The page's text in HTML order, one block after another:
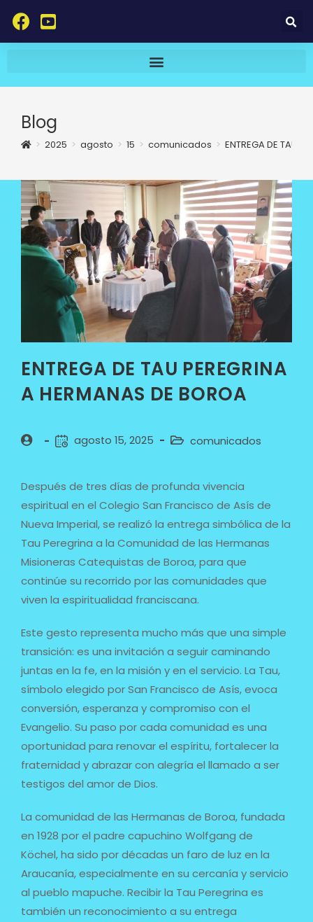
Blog
> 2025 > agosto > 15 > comunicados > ENTREGA DE TAU
ENTREGA DE TAU PEREGRINA
A HERMANAS DE BOROA
agosto 15, 2025 comunicados
Después de tres días de profunda vivencia
espiritual en el Colegio San Francisco de Asís de
Nueva Imperial, se realizó la entrega simbólica de la
Tau Peregrina a la Comunidad de las Hermanas
Misioneras Catequistas de Boroa, para que
continúe su recorrido por las comunidades que
viven la espiritualidad franciscana.
Este gesto representa mucho más que una simple
transición: es una invitación a seguir caminando
juntas en la fe, en la misión y en el servicio. La Tau,
símbolo elegido por San Francisco de Asís, evoca
conversión, esperanza y compromiso con el
Evangelio. Su paso por cada comunidad es una
oportunidad para renovar el espíritu, fortalecer la
fraternidad y abrazar con alegría el llamado a ser
testigos del amor de Dios.
La comunidad de las Hermanas de Boroa, fundada
en 1928 por el padre capuchino Wolfgang de
Köchel, ha sido por décadas un faro de luz en la
Araucanía, especialmente en su cercanía y servicio
al pueblo mapuche. Recibir la Tau Peregrina es
también un reconocimiento a su entrega